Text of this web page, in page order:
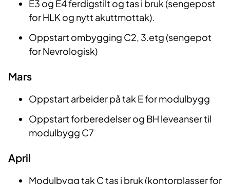
E3 og E4 ferdigstilt og tas i bruk (sengepost
for HLK og nytt akuttmottak).
Oppstart ombygging C2, 3.etg (sengepot
for Nevrologisk)
Mars
Oppstart arbeider på tak E for modulbygg
Oppstart forberedelser og BH leveanser til
modulbygg C7
April
Modulbygg tak C tas i bruk (kontorplasser for